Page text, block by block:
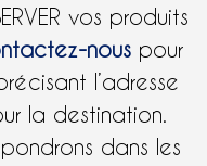
vos produits
nous pour
l’adresse
la destination.
dans les